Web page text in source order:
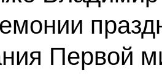
Первой